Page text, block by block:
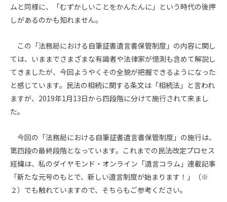
ムと同様に、「むずかしいことをかんたんに」という時代の後押
しがあるのかも知れません。
この「法務局における自筆証書遺言書保管制度」の内容に関し
ては、いままでさまざまな有識者や法律家が憶測も含めて解説し
てきましたが、今回ようやくその全貌が把握できるようになった
と感じています。民法の相続に関する条文は「相続法」と言われ
ますが、2019年1月13日から四段階に分けて施行されて来まし
た。
今回の「法務局における自筆証書遺言書保管制度」の施行は、
第四段の最終段階となっています。これまでの民法改定プロセス
経緯は、私のダイヤモンド・オンライン「遺言コラム」連載記事
「新たな元号のもとで、新しい遺言制度が始まります！」（※
２）でも触れていますので、そちらもご参考ください。